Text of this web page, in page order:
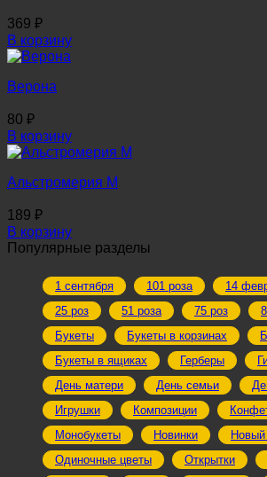
369 ₽
В корзину
Верона
80 ₽
В корзину
Альстромерия M
189 ₽
В корзину
Популярные разделы
1 сентября 101 роза 14
25 роз
51 роза 75 роз
Букеты
Букеты в корзинах
Букеты в ящиках
Герберы
День матери
День семьи
Игрушки
Композиции
Монобукеты
Новинки
Новый
Одиночные цветы
Открытки